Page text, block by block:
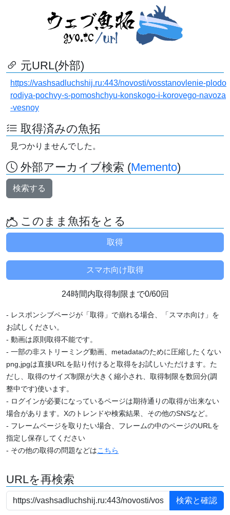
元URL(外部)
https://vashsadluchshij.ru:443/novosti/vosstanovlenie-plodo
rodiya-pochvy-s-pomoshchyu-konskogo-i-korovego-navoza
-vesnoy
取得済みの魚拓
見つかりませんでした。
外部アーカイブ検索 (Memento)
検索する
このまま魚拓をとる
24時間内取得制限まで0/60回
- レスポンシブページが「取得」で崩れる場合、「スマホ向け」を
お試しください。
- 動画は原則取得不能です。
- 一部の非ストリーミング動画、metadataのために圧縮したくない
png,jpgは直接URLを貼り付けると取得をお試しいただけます。た
だし、取得のサイズ制限が大きく縮小され、取得制限を数回分(調
整中です)使います。
- ログインが必要になっているページは期待通りの取得が出来ない
場合があります。Xのトレンドや検索結果、その他のSNSなど。
- フレームページを取りたい場合、フレームの中のページのURLを
指定し保存してください
- その他の取得の問題などはこちら
URLを再検索